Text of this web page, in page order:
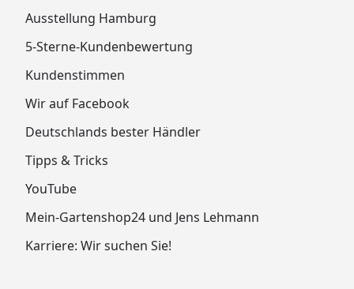
Ausstellung Hamburg
5-Sterne-Kundenbewertung
Kundenstimmen
Wir auf Facebook
Deutschlands bester Händler
Tipps & Tricks
YouTube
Mein-Gartenshop24 und Jens Lehmann
Karriere: Wir suchen Sie!